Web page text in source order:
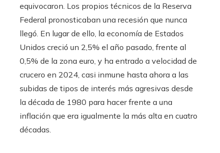
equivocaron. Los propios técnicos de la Reserva
Federal pronosticaban una recesión que nunca
llegó. En lugar de ello, la economía de Estados
Unidos creció un 2,5% el año pasado, frente al
0,5% de la zona euro, y ha entrado a velocidad de
crucero en 2024, casi inmune hasta ahora a las
subidas de tipos de interés más agresivas desde
la década de 1980 para hacer frente a una
inflación que era igualmente la más alta en cuatro
décadas.